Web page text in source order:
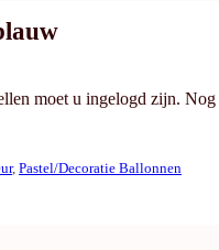
moet u ingelogd zijn. Nog
, Pastel/Decoratie Ballonnen